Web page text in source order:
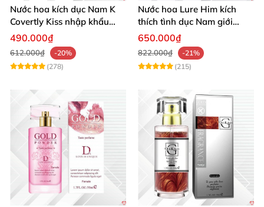
Nước hoa kích dục Nam K
Covertly Kiss nhập khẩu
chính hãng quyến rũ
490.000₫
612.000₫
-20%
(278)
Nước hoa Lure Him kích
thích tình dục Nam giới
không mùi loại cực mạnh
650.000₫
822.000₫
-21%
(215)